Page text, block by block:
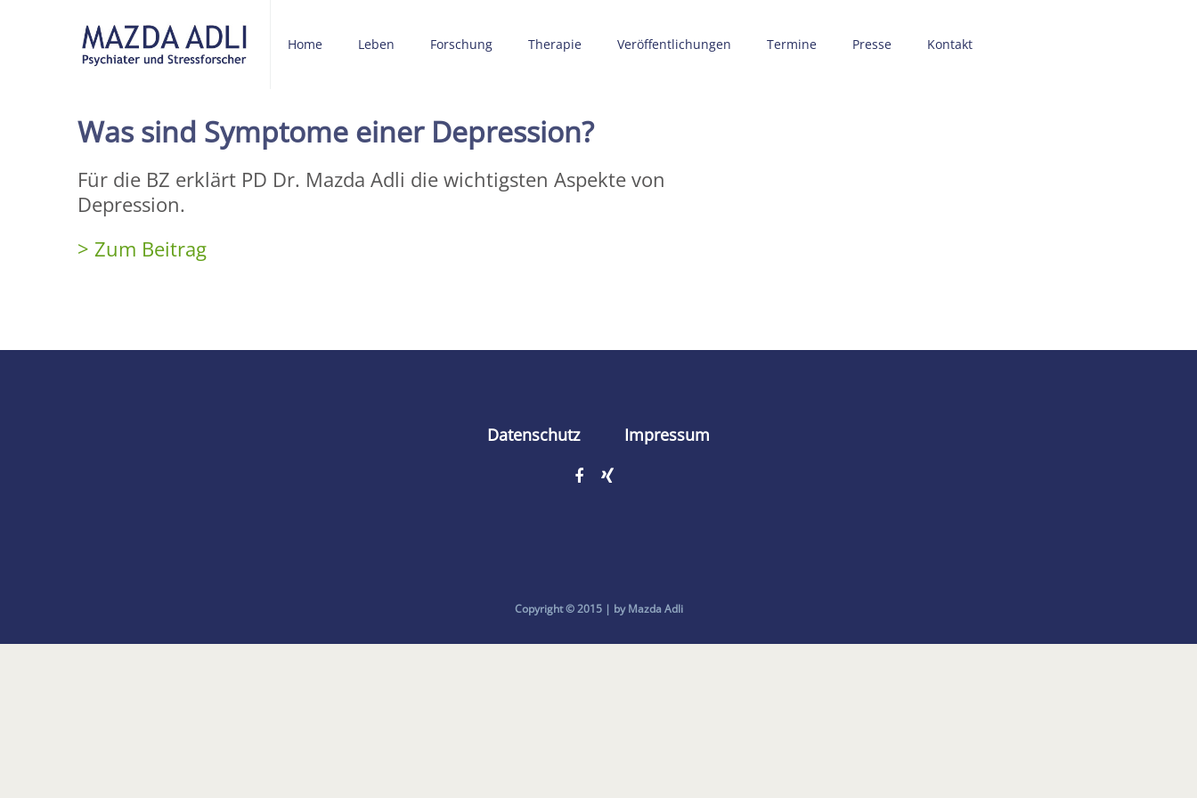
Home Leben Forschung Therapie Veröffentlichungen Termine Presse Kontakt
Was sind Symptome einer Depression?
Für die BZ erklärt PD Dr. Mazda Adli die wichtigsten Aspekte von
Depression.
> Zum Beitrag
Datenschutz Impressum
Copyright © 2015 | by Mazda Adli